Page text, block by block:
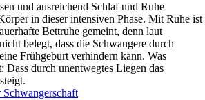
und ausreichend Schlaf und Ruhe
in dieser intensiven Phase. Mit Ruhe ist
Bettruhe gemeint, denn laut
belegt, dass die Schwangere durch
Frühgeburt verhindern kann. Was
Dass durch unentwegtes Liegen das